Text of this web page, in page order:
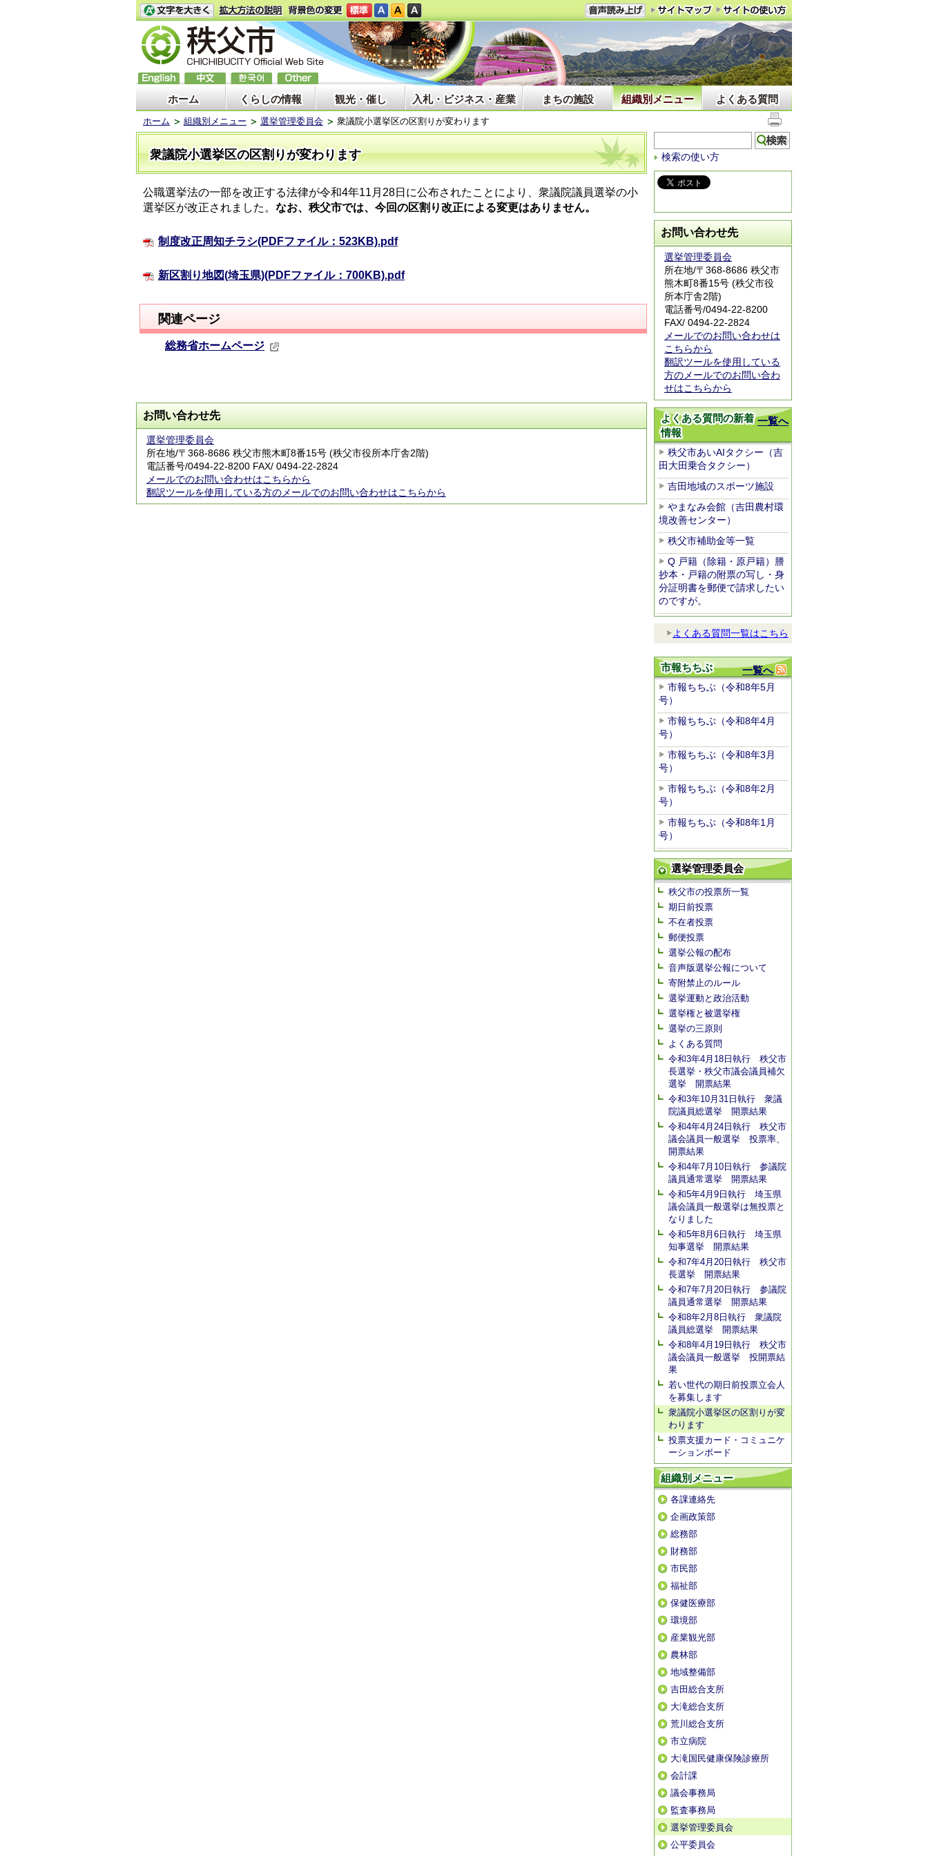
ホーム くらしの情報 観光・催し 入札・ビジネス・産業 まちの施設 組織別メニュー よくある質問
ホーム 組織別メニュー 選挙管理委員会 衆議院小選挙区の区割りが変わります
衆議院小選挙区の区割りが変わります
公職選挙法の一部を改正する法律が令和4年11月28日に公布されたことにより、衆議院議員選挙の小
選挙区が改正されました。 なお、秩父市では、今回の区割り改正による変更はありません。
制度改正周知チラシ(PDFファイル：523KB).pdf
新区割り地図(埼玉県)(PDFファイル：700KB).pdf
関連ページ
総務省ホームページ
お問い合わせ先
選挙管理委員会
所在地/〒368-8686 秩父市熊木町8番15号 (秩父市役所本庁舎2階)
電話番号/0494-22-8200 FAX/ 0494-22-2824
メールでのお問い合わせはこちらから
翻訳ツールを使用している方のメールでのお問い合わせはこちらから
検索の使い方
お問い合わせ先
選挙管理委員会
所在地/〒368-8686 秩父市
熊木町8番15号 (秩父市役
所本庁舎2階)
電話番号/0494-22-8200
FAX/ 0494-22-2824
メールでのお問い合わせは
こちらから
翻訳ツールを使用している
方のメールでのお問い合わ
せはこちらから
一覧へ
よくある質問の新着
情報
秩父市あいAIタクシー（吉
田大田乗合タクシー）
吉田地域のスポーツ施設
やまなみ会館（吉田農村環
境改善センター）
秩父市補助金等一覧
Q 戸籍（除籍・原戸籍）謄
抄本・戸籍の附票の写し・身
分証明書を郵便で請求したい
のですが。
よくある質問一覧はこちら
一覧へ
市報ちちぶ
市報ちちぶ（令和8年5月
号）
市報ちちぶ（令和8年4月
号）
市報ちちぶ（令和8年3月
号）
市報ちちぶ（令和8年2月
号）
市報ちちぶ（令和8年1月
号）
選挙管理委員会
秩父市の投票所一覧
期日前投票
不在者投票
郵便投票
選挙公報の配布
音声版選挙公報について
寄附禁止のルール
選挙運動と政治活動
選挙権と被選挙権
選挙の三原則
よくある質問
令和3年4月18日執行 秩父市
長選挙・秩父市議会議員補欠
選挙 開票結果
令和3年10月31日執行 衆議
院議員総選挙 開票結果
令和4年4月24日執行 秩父市
議会議員一般選挙 投票率、
開票結果
令和4年7月10日執行 参議院
議員通常選挙 開票結果
令和5年4月9日執行 埼玉県
議会議員一般選挙は無投票と
なりました
令和5年8月6日執行 埼玉県
知事選挙 開票結果
令和7年4月20日執行 秩父市
長選挙 開票結果
令和7年7月20日執行 参議院
議員通常選挙 開票結果
令和8年2月8日執行 衆議院
議員総選挙 開票結果
令和8年4月19日執行 秩父市
議会議員一般選挙 投開票結
果
若い世代の期日前投票立会人
を募集します
衆議院小選挙区の区割りが変
わります
投票支援カード・コミュニケ
ーションボード
組織別メニュー
各課連絡先
企画政策部
総務部
財務部
市民部
福祉部
保健医療部
環境部
産業観光部
農林部
地域整備部
吉田総合支所
大滝総合支所
荒川総合支所
市立病院
大滝国民健康保険診療所
会計課
議会事務局
監査事務局
選挙管理委員会
公平委員会